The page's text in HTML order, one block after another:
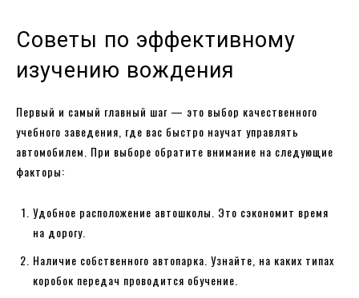
Советы по эффективному
изучению вождения
Первый и самый главный шаг — это выбор качественного
учебного заведения, где вас быстро научат управлять
автомобилем. При выборе обратите внимание на следующие
факторы:
Удобное расположение автошколы. Это сэкономит время
на дорогу.
Наличие собственного автопарка. Узнайте, на каких типах
коробок передач проводится обучение.